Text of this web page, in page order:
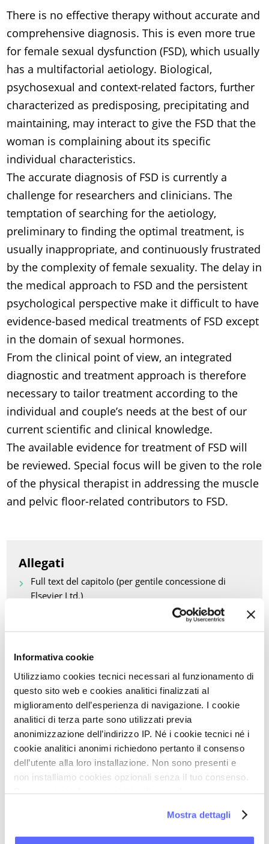
Informativa cookie
Utilizziamo cookies tecnici necessari al funzionamento di
questo sito web e cookies analitici finalizzati al
miglioramento dell’esperienza di navigazione. I cookie
analitici di terza parte sono utilizzati previa
anonimizzazione dell’indirizzo IP. Né i cookie tecnici né i
cookie analitici anonimi richiedono pertanto il consenso
dell’utente alla loro installazione. Non sono presenti e
non installiamo cookies opzionali senza il tuo consenso.
Mostra dettagli
There is no effective therapy without accurate and
comprehensive diagnosis. This is even more true
for female sexual dysfunction (FSD), which usually
has a multifactorial aetiology. Biological,
psychosexual and context-related factors, further
characterized as predisposing, precipitating and
maintaining, may interact to give the FSD that the
woman is complaining about its specific
individual characteristics.
The accurate diagnosis of FSD is currently a
challenge for researchers and clinicians. The
temptation of searching for the aetiology,
preliminary to finding the optimal treatment, is
usually inappropriate, and continuously frustrated
by the complexity of female sexuality. The delay in
the medical approach to FSD and the persistent
psychological perspective make it difficult to have
evidence-based medical treatments of FSD except
in the domain of sexual hormones.
From the clinical point of view, an integrated
diagnostic and treatment approach is therefore
necessary to tailor treatment according to the
individual and couple’s needs at the best of our
current scientific and clinical knowledge.
The available evidence for treatment of FSD will
be reviewed. Special focus will be given to the role
of the physical therapist in addressing the muscle
and pelvic floor-related contributors to FSD.
Allegati
Full text del capitolo (per gentile concessione di
Elsevier Ltd.)
STAMPA PDF
PAROLE CHIAVE DI QUESTO ARTICOLO
COMORBILITÀ UROGENITALI
COMPLIANCE
DISPAREUNIA FEMMINILE / DOLORE AI
DISTURBI SESSUALI FEMMINILI